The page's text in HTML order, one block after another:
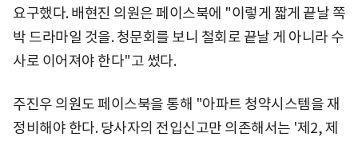
요구했다. 배현진 의원은 페이스북에 "이렇게 짧게 끝날 쪽
박 드라마일 것을. 청문회를 보니 철회로 끝날 게 아니라 수
사로 이어져야 한다"고 썼다.
주진우 의원도 페이스북을 통해 "아파트 청약시스템을 재
정비해야 한다. 당사자의 전입신고만 의존해서는 '제2, 제